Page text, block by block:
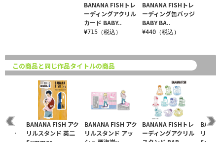
BANANA FISHトレ
ーディングアクリル
カード BABY..
¥715（税込）
BANANA FISHトレ
ーディング缶バッジ
BABY BA..
¥440（税込）
この商品と同じ作品タイトルの商品
BANANA FISH アク
リルスタンド アッ
BANANA FISHトレ
ーディングアクリル
リルス
ア
デー
BANANA FISH アク
リルスタンド 英二